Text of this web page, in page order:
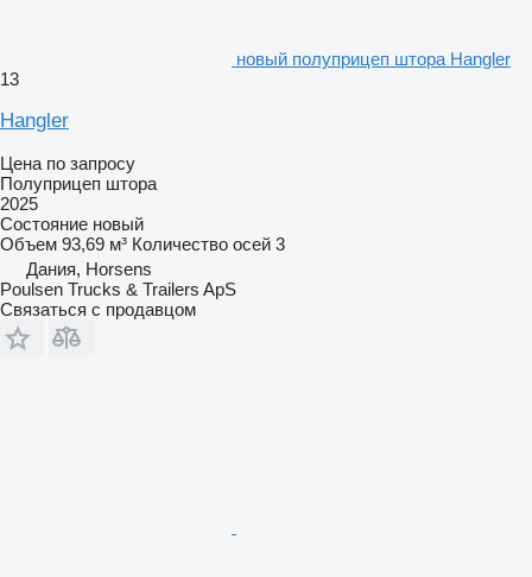
новый полуприцеп штора Hangler
13
Hangler
Цена по запросу
Полуприцеп штора
2025
Состояние новый
Объем 93,69 м³ Количество осей 3
Дания, Horsens
Poulsen Trucks & Trailers ApS
Связаться с продавцом